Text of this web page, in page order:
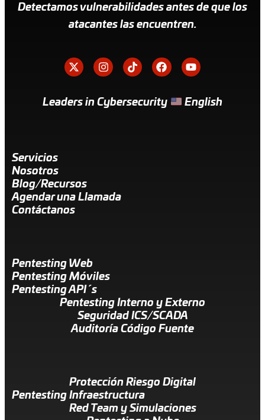
Detectamos vulnerabilidades antes de que los
atacantes las encuentren.
Leaders in Cybersecurity English
Servicios
Nosotros
Blog/Recursos
Agendar una Llamada
Contáctanos
Pentesting Web
Pentesting Móviles
Pentesting API´s
Pentesting Interno y Externo
Seguridad ICS/SCADA
Auditoría Código Fuente
Protección Riesgo Digital
Pentesting Infraestructura
Red Team y Simulaciones